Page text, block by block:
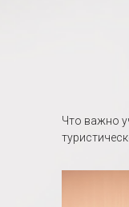
Что важно